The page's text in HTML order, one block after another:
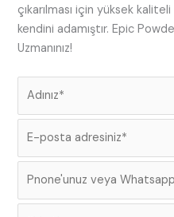
çıkarılması için yüksek
kendini adamıştır. Epic
Uzmanınız!